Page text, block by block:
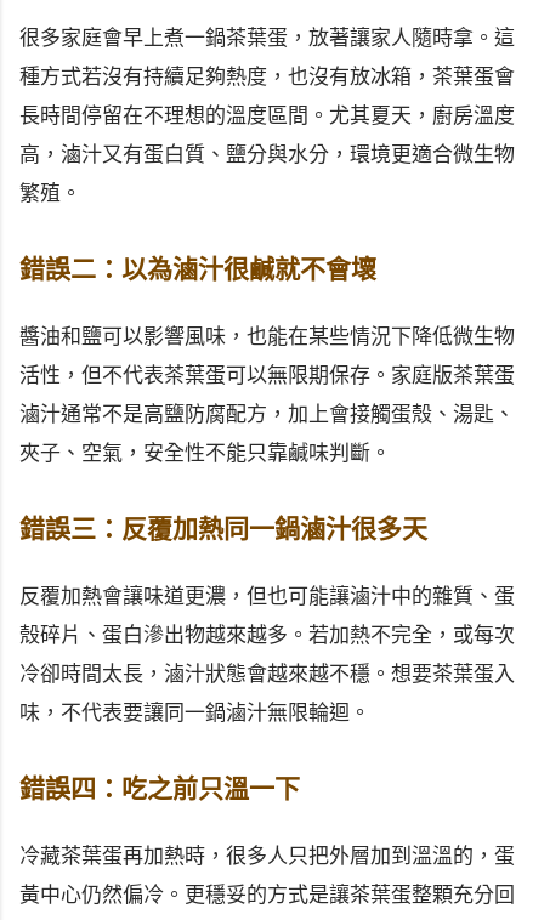
很多家庭會早上煮一鍋茶葉蛋，放著讓家人隨時拿。這
種方式若沒有持續足夠熱度，也沒有放冰箱，茶葉蛋會
長時間停留在不理想的溫度區間。尤其夏天，廚房溫度
高，滷汁又有蛋白質、鹽分與水分，環境更適合微生物
繁殖。
錯誤二：以為滷汁很鹹就不會壞
醬油和鹽可以影響風味，也能在某些情況下降低微生物
活性，但不代表茶葉蛋可以無限期保存。家庭版茶葉蛋
滷汁通常不是高鹽防腐配方，加上會接觸蛋殼、湯匙、
夾子、空氣，安全性不能只靠鹹味判斷。
錯誤三：反覆加熱同一鍋滷汁很多天
反覆加熱會讓味道更濃，但也可能讓滷汁中的雜質、蛋
殼碎片、蛋白滲出物越來越多。若加熱不完全，或每次
冷卻時間太長，滷汁狀態會越來越不穩。想要茶葉蛋入
味，不代表要讓同一鍋滷汁無限輪迴。
錯誤四：吃之前只溫一下
冷藏茶葉蛋再加熱時，很多人只把外層加到溫溫的，蛋
黃中心仍然偏冷。更穩妥的方式是讓茶葉蛋整顆充分回